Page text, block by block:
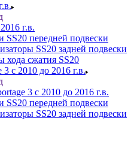
г.в.
SS20 передней подвески
SS20 задней подвески
хода сжатия SS20
с 2010 до 2016 г.в.
3 с 2010 до 2016 г.в.
SS20 передней подвески
SS20 задней подвески